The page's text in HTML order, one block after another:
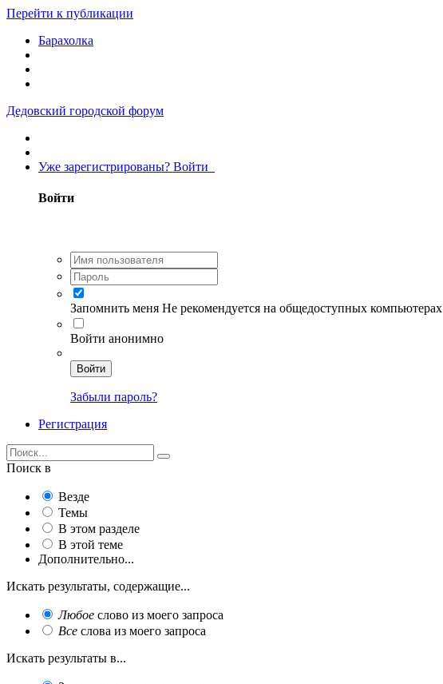
Перейти к публикации
Барахолка
Дедовский городской форум
Уже зарегистрированы? Войти
Войти
Запомнить меня Не рекомендуется на общедоступных компьютерах
Войти анонимно
Войти
Забыли пароль?
Регистрация
Поиск в
Везде
Темы
В этом разделе
В этой теме
Дополнительно...
Искать результаты, содержащие...
Любое слово из моего запроса
Все слова из моего запроса
Искать результаты в...